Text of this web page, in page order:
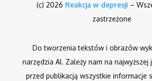
(c) 2026 Reakcja w depresji –
zastrzeżone
Do tworzenia tekstów i obrazów
narzędzia AI. Zależy nam na
przed publikacją wszystkie informacje